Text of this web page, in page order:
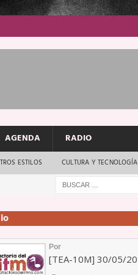
AGENDA RADIO
ESTILOS CULTURA Y TECNOLOGÍA